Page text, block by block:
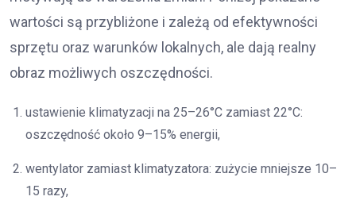
wartości są przybliżone i zależą od efektywności
sprzętu oraz warunków lokalnych, ale dają realny
obraz możliwych oszczędności.
ustawienie klimatyzacji na 25–26°C zamiast 22°C:
oszczędność około 9–15% energii,
wentylator zamiast klimatyzatora: zużycie mniejsze 10–
15 razy,